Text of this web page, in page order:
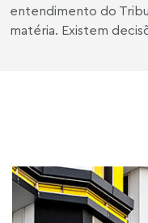
entendimento do
matéria. Existem